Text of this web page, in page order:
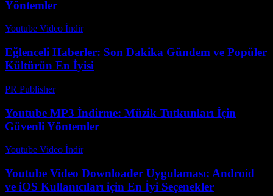
Yöntemler
Youtube Video İndir-
Eğlenceli Haberler: Son Dakika Gündem ve Popüler
Kültürün En İyisi
PR Publisher-
Youtube MP3 İndirme: Müzik Tutkunları İçin
Güvenli Yöntemler
Youtube Video İndir-
Youtube Video Downloader Uygulaması: Android
ve iOS Kullanıcıları için En İyi Seçenekler